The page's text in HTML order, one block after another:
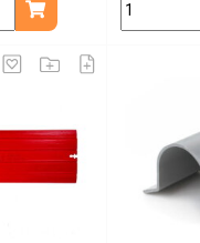
Přidat do košíku